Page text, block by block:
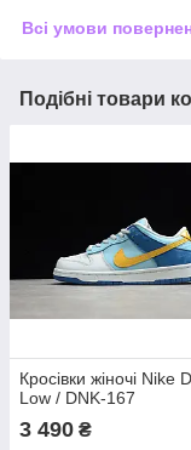
Всі умови
Подібні товари
Кросівки жіночі Nike
Low / DNK-167
3 490 ₴